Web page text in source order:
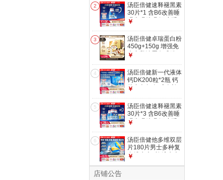
2
汤臣倍健速释褪黑素
30片*1 含B6改善睡
眠失眠助眠 深度睡
￥
3
汤臣倍健卓瑞蛋白粉
450g+150g 增强免
疫力乳清蛋白质粉
￥
4
汤臣倍健新一代液体
钙DK200粒*2瓶 钙
片中老年人 成人补
￥
5
汤臣倍健速释褪黑素
30片*3 含B6改善睡
眠失眠助眠 深度睡
￥
6
汤臣倍健他多维双层
片180片男士多种复
合维生素b族维生素
￥
店铺公告